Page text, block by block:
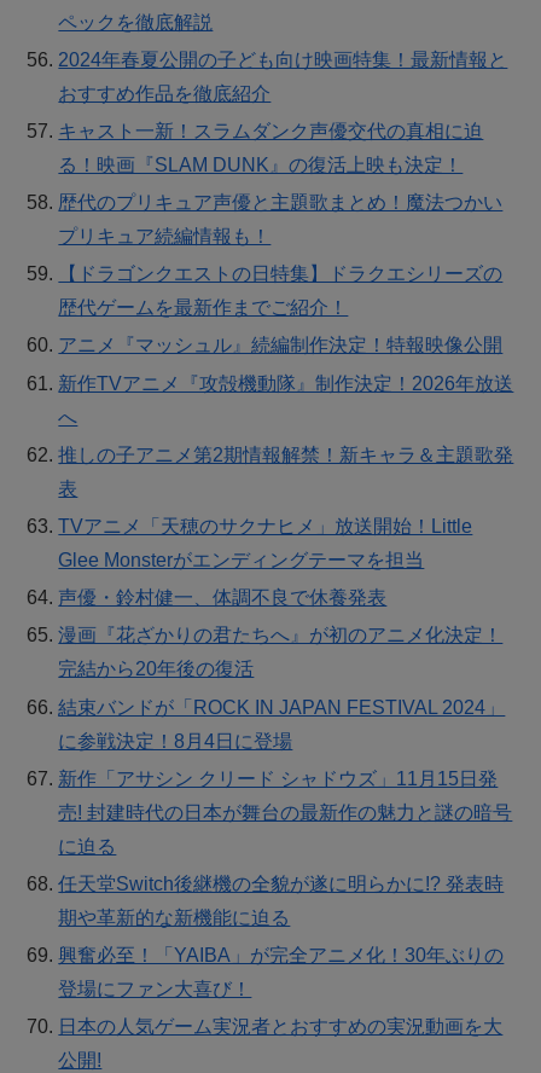
ペックを徹底解説
2024年春夏公開の子ども向け映画特集！最新情報と
おすすめ作品を徹底紹介
キャスト一新！スラムダンク声優交代の真相に迫
る！映画『SLAM DUNK』の復活上映も決定！
歴代のプリキュア声優と主題歌まとめ！魔法つかい
プリキュア続編情報も！
【ドラゴンクエストの日特集】ドラクエシリーズの
歴代ゲームを最新作までご紹介！
アニメ『マッシュル』続編制作決定！特報映像公開
新作TVアニメ『攻殻機動隊』制作決定！2026年放送
へ
推しの子アニメ第2期情報解禁！新キャラ＆主題歌発
表
TVアニメ「天穂のサクナヒメ」放送開始！Little
Glee Monsterがエンディングテーマを担当
声優・鈴村健一、体調不良で休養発表
漫画『花ざかりの君たちへ』が初のアニメ化決定！
完結から20年後の復活
結束バンドが「ROCK IN JAPAN FESTIVAL 2024」
に参戦決定！8月4日に登場
新作「アサシン クリード シャドウズ」11月15日発
売! 封建時代の日本が舞台の最新作の魅力と謎の暗号
に迫る
任天堂Switch後継機の全貌が遂に明らかに!? 発表時
期や革新的な新機能に迫る
興奮必至！「YAIBA」が完全アニメ化！30年ぶりの
登場にファン大喜び！
日本の人気ゲーム実況者とおすすめの実況動画を大
公開!